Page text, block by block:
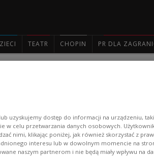
TEATR CHOPIN PR DLA
doktora Caligari".
doktora Caligari" Roberta Wiene,
W tytułowej roli
temat: KULTURA kino FILM remake
uzyskujemy dostęp do informacji na urządzeniu,
w celu przetwarzania danych osobowych.
nimi, klikając poniżej, jak również skorzystać z
interesu lub w dowolnym momencie na
naszym partnerom i nie będą miały wpływu na